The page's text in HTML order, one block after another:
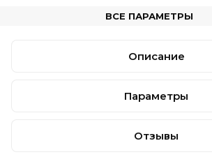
ВСЕ ПАРАМЕТРЫ
Описание
Параметры
Отзывы